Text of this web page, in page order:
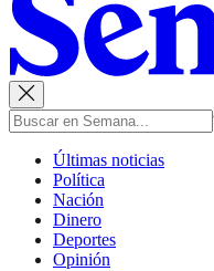
Últimas noticias
Política
Nación
Dinero
Deportes
Opinión